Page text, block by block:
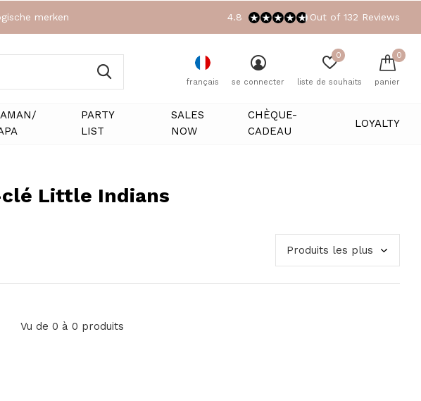
PARTY
LIST
SALES
NOW
CHÈQUE-
CADEAU
LOYALTY
français se connecter liste de souhaits
0
panier
0
merken 4.8 Out of 132 Reviews
Little Indians
Vu de 0 à 0 produits